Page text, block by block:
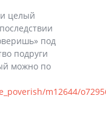
целый
под
подруги
можно по
m12644/